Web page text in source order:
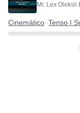
Mr. Lex Oleksii
Cinemático Tenso |